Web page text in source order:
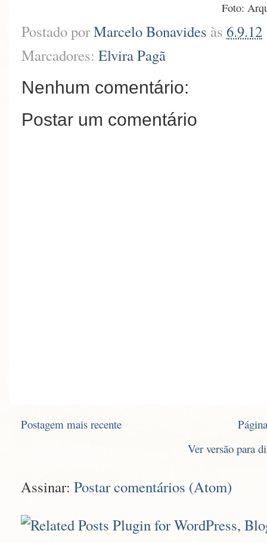
Foto:
Postado porMarcelo Bonavides às 6.9.12
Marcadores: Elvira Pagã
Nenhum comentário:
Postar um comentário
Postagem mais recente
Ver versão para
Assinar: Postar comentários (Atom)